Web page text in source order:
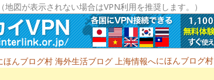
（地図が表示されない場合はVPN利用を推奨します。）
にほんブログ村